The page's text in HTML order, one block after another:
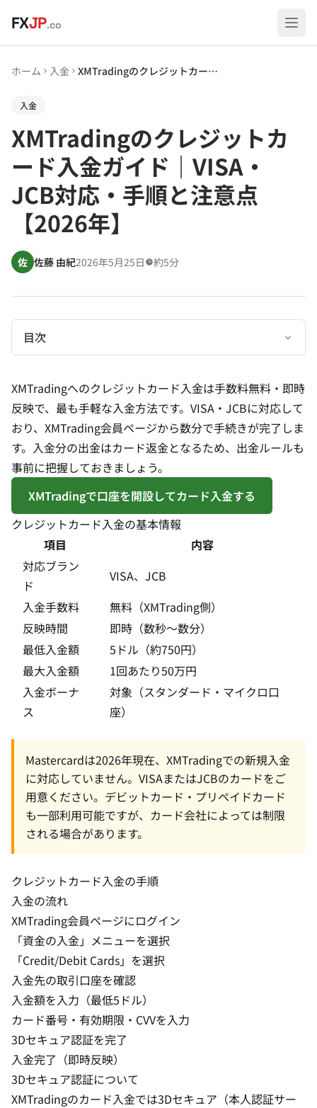
FXJP.co
ホーム 入金 XMTradingのクレジットカード入金ガイド｜VISA・JCB対応・手順と注意点【2026年】
入金
XMTradingのクレジットカ
ード入金ガイド｜VISA・
JCB対応・手順と注意点
【2026年】
佐 佐藤 由紀2026年5月25日 約5分
目次
XMTradingへのクレジットカード入金は手数料無料・即時
反映で、最も手軽な入金方法です。VISA・JCBに対応して
おり、XMTrading会員ページから数分で手続きが完了しま
す。入金分の出金はカード返金となるため、出金ルールも
事前に把握しておきましょう。
XMTradingで口座を開設してカード入金する
クレジットカード入金の基本情報
項目
内容
対応ブラン
ド
VISA、JCB
入金手数料
無料（XMTrading側）
反映時間
即時（数秒〜数分）
最低入金額
5ドル（約750円）
最大入金額
1回あたり50万円
入金ボーナ
ス
対象（スタンダード・マイクロ口
座）
Mastercardは2026年現在、XMTradingでの新規入金
に対応していません。VISAまたはJCBのカードをご
用意ください。デビットカード・プリペイドカード
も一部利用可能ですが、カード会社によっては制限
される場合があります。
クレジットカード入金の手順
入金の流れ
XMTrading会員ページにログイン
「資金の入金」メニューを選択
「Credit/Debit Cards」を選択
入金先の取引口座を確認
入金額を入力（最低5ドル）
カード番号・有効期限・CVVを入力
3Dセキュア認証を完了
入金完了（即時反映）
3Dセキュア認証について
XMTradingのカード入金では3Dセキュア（本人認証サー